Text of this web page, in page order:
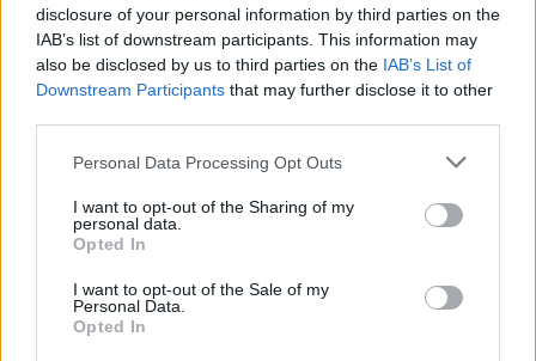
disclosure of your personal information by third parties on the
IAB’s list of downstream participants. This information may
also be disclosed by us to third parties on the IAB’s List of
Downstream Participants that may further disclose it to other
Please note that this website/app uses one or more Google
not limited to your visit or usage behaviour. You may click to
grant or deny consent to Google and its third-party tags to
use your data for below specified purposes in below Google
consent section.
Personal Data Processing Opt Outs
I want to opt-out of the Sharing of my
personal data.
Opted In
I want to opt-out of the Sale of my
Personal Data.
Opted In
Υποβολή σχολίου
Όροι Χρήσης. Το site προστατεύεται από reCAPTCHA, ισχύουν
Πολιτική Απορρήτου&Όροι Χρήσηςτης Google.
Αθλητικά
NBA
ΜΑΒΕΡΙΚΣ
Share:
ενημερωθείτε πρώτοι για όλη την ειδησεογραφία και τα
τελευταία νέατης ημέρας